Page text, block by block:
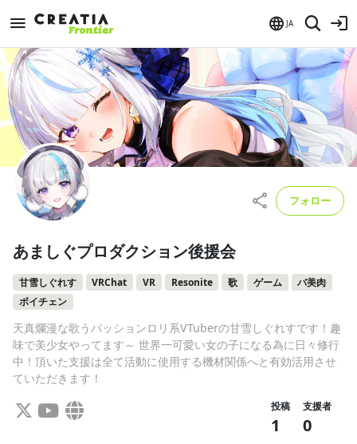
JA
あましぐプロダクション後援会
甘雪しぐれす VRChat VR Resonite 歌 ゲーム
バ美肉
ボイチェン
天真爛漫な歌うパッションロリ系VTuberの甘雪しぐれすです！趣
味で美少女やってます～ 世界一可愛い女の子になる為に日々修行
中！頂いた支援は全て活動に使用する機材関係へと有効活用させ
ていただきます！
投稿
1
支援者
0
フォロー